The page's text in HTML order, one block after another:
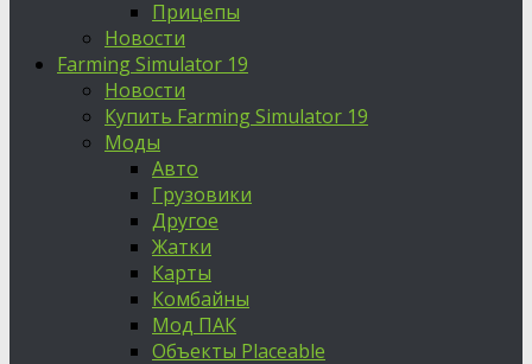
Прицепы
Новости
Farming Simulator 19
Новости
Купить Farming Simulator 19
Моды
Авто
Грузовики
Другое
Жатки
Карты
Комбайны
Мод ПАК
Объекты Placeable